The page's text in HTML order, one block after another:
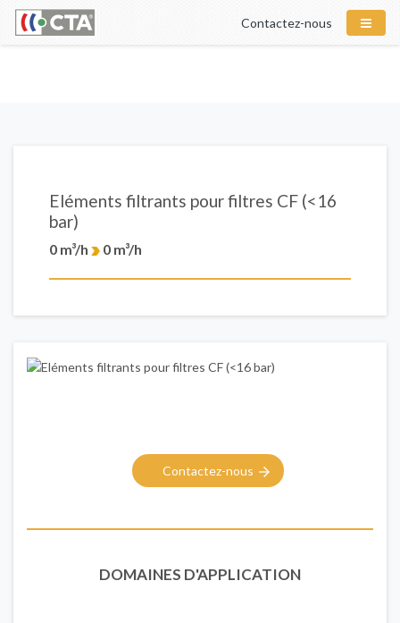
Contactez-nous
Eléments filtrants pour filtres CF (<16
bar)
0 m³/h 0 m³/h
Contactez-nous
DOMAINES D'APPLICATION